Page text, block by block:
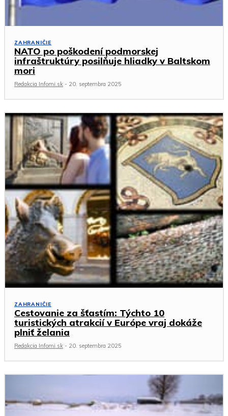
ZAHRANIČIE
NATO po poškodení podmorskej
infraštruktúry posilňuje hliadky v Baltskom
mori
Redakcia Infomi.sk - 20. septembra 2025
ZAHRANIČIE
Cestovanie za šťastím: Týchto 10
turistických atrakcií v Európe vraj dokáže
plniť želania
Redakcia Infomi.sk - 20. septembra 2025